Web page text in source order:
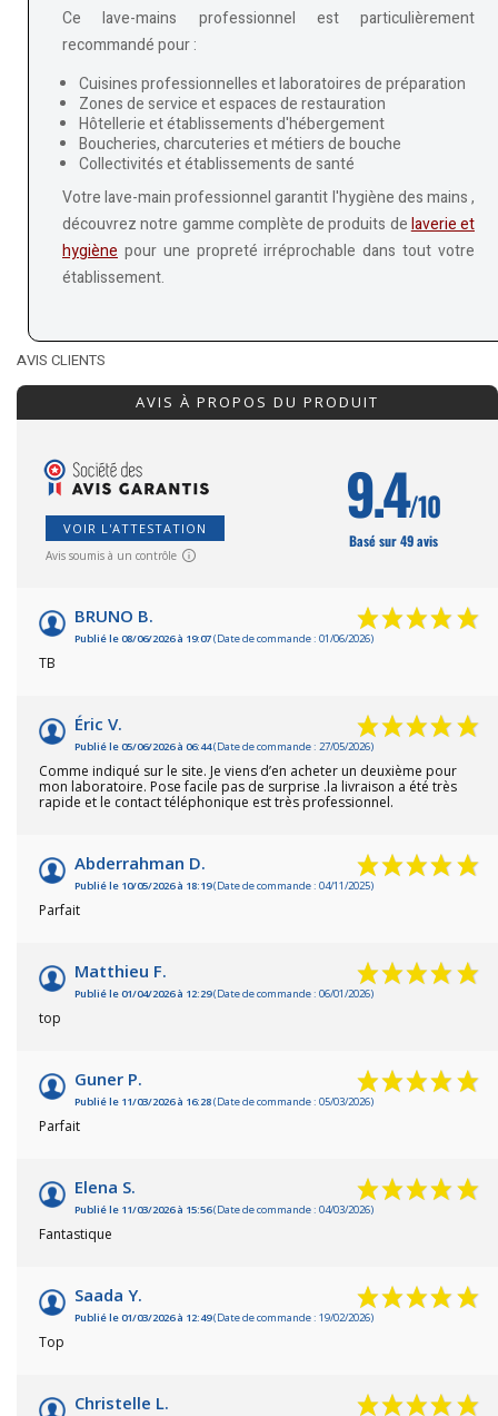
Ce lave-mains professionnel est particulièrement
recommandé pour :
Cuisines professionnelles et laboratoires de préparation
Zones de service et espaces de restauration
Hôtellerie et établissements d'hébergement
Boucheries, charcuteries et métiers de bouche
Collectivités et établissements de santé
Votre lave-main professionnel garantit l'hygiène des mains ,
découvrez notre gamme complète de produits delaverie et
hygiène pour une propreté irréprochable dans tout votre
établissement.
AVIS CLIENTS
AVIS À PROPOS DU PRODUIT
VOIR L'ATTESTATION
Avis soumis à un contrôle
9.4/10
Basé sur 49 avis
BRUNO B.
Publié le 08/06/2026 à 19:07(Date de commande : 01/06/2026)
TB
Éric V.
Publié le 05/06/2026 à 06:44(Date de commande : 27/05/2026)
Comme indiqué sur le site. Je viens d’en acheter un deuxième pour
mon laboratoire. Pose facile pas de surprise .la livraison a été très
rapide et le contact téléphonique est très professionnel.
Abderrahman D.
Publié le 10/05/2026 à 18:19(Date de commande : 04/11/2025)
Parfait
Matthieu F.
Publié le 01/04/2026 à 12:29(Date de commande : 06/01/2026)
top
Guner P.
Publié le 11/03/2026 à 16:28(Date de commande : 05/03/2026)
Parfait
Elena S.
Publié le 11/03/2026 à 15:56(Date de commande : 04/03/2026)
Fantastique
Saada Y.
Publié le 01/03/2026 à 12:49(Date de commande : 19/02/2026)
Top
Christelle L.